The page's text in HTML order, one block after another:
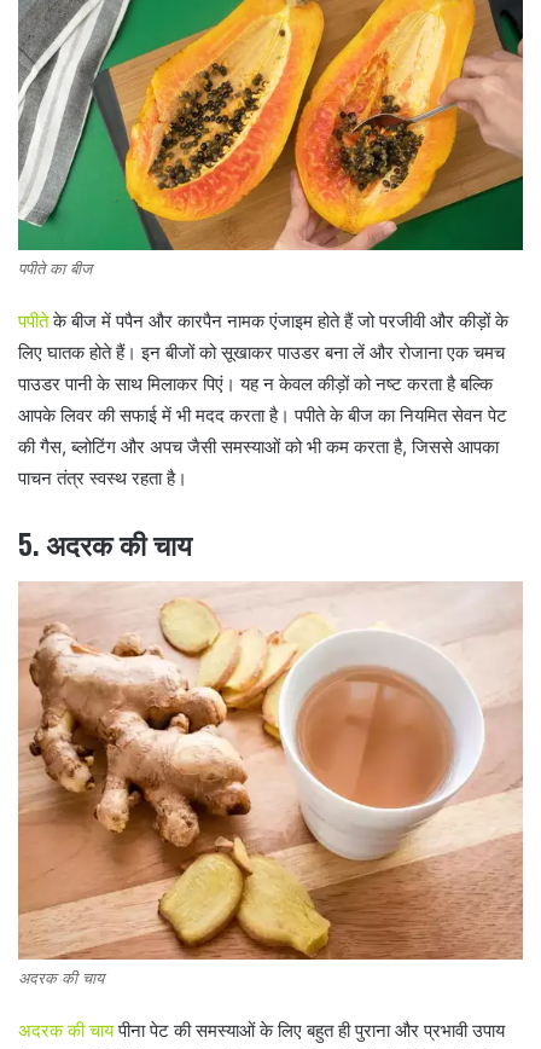
पपीते का बीज
पपीतेके बीज में पपैन और कारपैन नामक एंजाइम होते हैं जो परजीवी और कीड़ों के
लिए घातक होते हैं। इन बीजों को सूखाकर पाउडर बना लें और रोजाना एक चमच
पाउडर पानी के साथ मिलाकर पिएं। यह न केवल कीड़ों को नष्ट करता है बल्कि
आपके लिवर की सफाई में भी मदद करता है। पपीते के बीज का नियमित सेवन पेट
की गैस, ब्लोटिंग और अपच जैसी समस्याओं को भी कम करता है, जिससे आपका
पाचन तंत्र स्वस्थ रहता है।
5. अदरक की चाय
अदरक की चाय
अदरक की चायपीना पेट की समस्याओं के लिए बहुत ही पुराना और प्रभावी उपाय